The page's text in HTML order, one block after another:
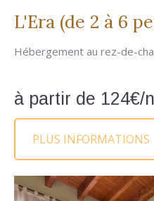
L'Era (de 2 à 6
Hébergement au rez-de-
à partir de 124€/
PLUS INFORMATIONS